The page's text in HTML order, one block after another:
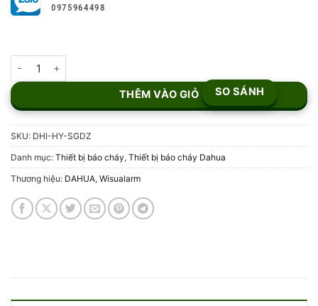
0975964498
THÊM VÀO GIỎ SO SÁNH
SKU: DHI-HY-SGDZ
Danh mục: Thiết bị báo cháy, Thiết bị báo cháy Dahua
Thương hiệu: DAHUA, Wisualarm